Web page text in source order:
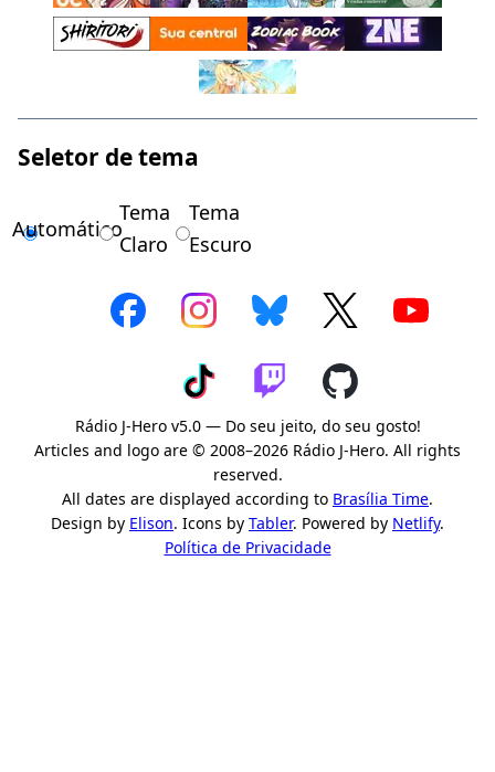
Seletor de tema
Automático
Tema
Claro
Tema
Escuro
Rádio J-Hero v5.0 — Do seu jeito, do seu gosto!
Articles and logo are © 2008–2026 Rádio J-Hero. All rights
reserved.
All dates are displayed according to Brasília Time.
Design by Elison. Icons by Tabler. Powered by Netlify.
Política de Privacidade